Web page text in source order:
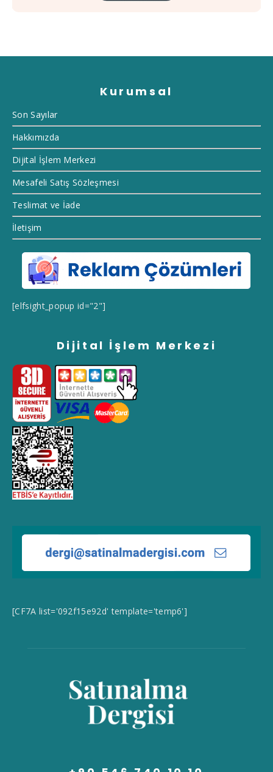
Kurumsal
Son Sayılar
Hakkımızda
Dijital İşlem Merkezi
Mesafeli Satış Sözleşmesi
Teslimat ve İade
İletişim
[elfsight_popup id="2"]
Dijital İşlem Merkezi
[CF7A list='092f15e92d' template='temp6']